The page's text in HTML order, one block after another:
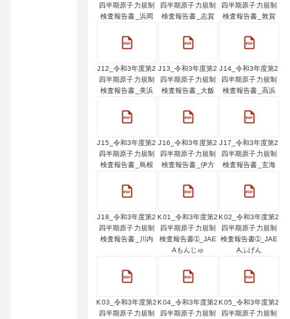
四半期原子力規制
検査報告書_浜岡
四半期原子力規制
検査報告書_志賀
四半期原子力規制
検査報告書_敦賀
J12_令和3年度第2
四半期原子力規制
検査報告書_美浜
J13_令和3年度第2
四半期原子力規制
検査報告書_大飯
J14_令和3年度第2
四半期原子力規制
検査報告書_高浜
J15_令和3年度第2
四半期原子力規制
検査報告書_島根
J16_令和3年度第2
四半期原子力規制
検査報告書_伊方
J17_令和3年度第2
四半期原子力規制
検査報告書_玄海
J18_令和3年度第2
四半期原子力規制
検査報告書_川内
K01_令和3年度第2
四半期原子力規制
検査報告書➀_JAE
Aもんじゅ
K02_令和3年度第2
四半期原子力規制
検査報告書➀_JAE
Aふげん
K03_令和3年度第2
四半期原子力規制
K04_令和3年度第2
四半期原子力規制
K05_令和3年度第2
四半期原子力規制